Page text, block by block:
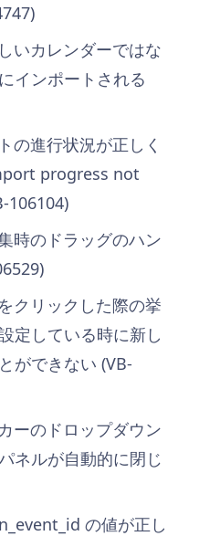
いカレンダーではな
インポートされる
の進行状況が正しく
progress not
106104)
時のドラッグのハン
クリックした際の挙
定している時に新し
ができない (VB-
ーのドロップダウン
ネルが自動的に閉じ
の値が正し